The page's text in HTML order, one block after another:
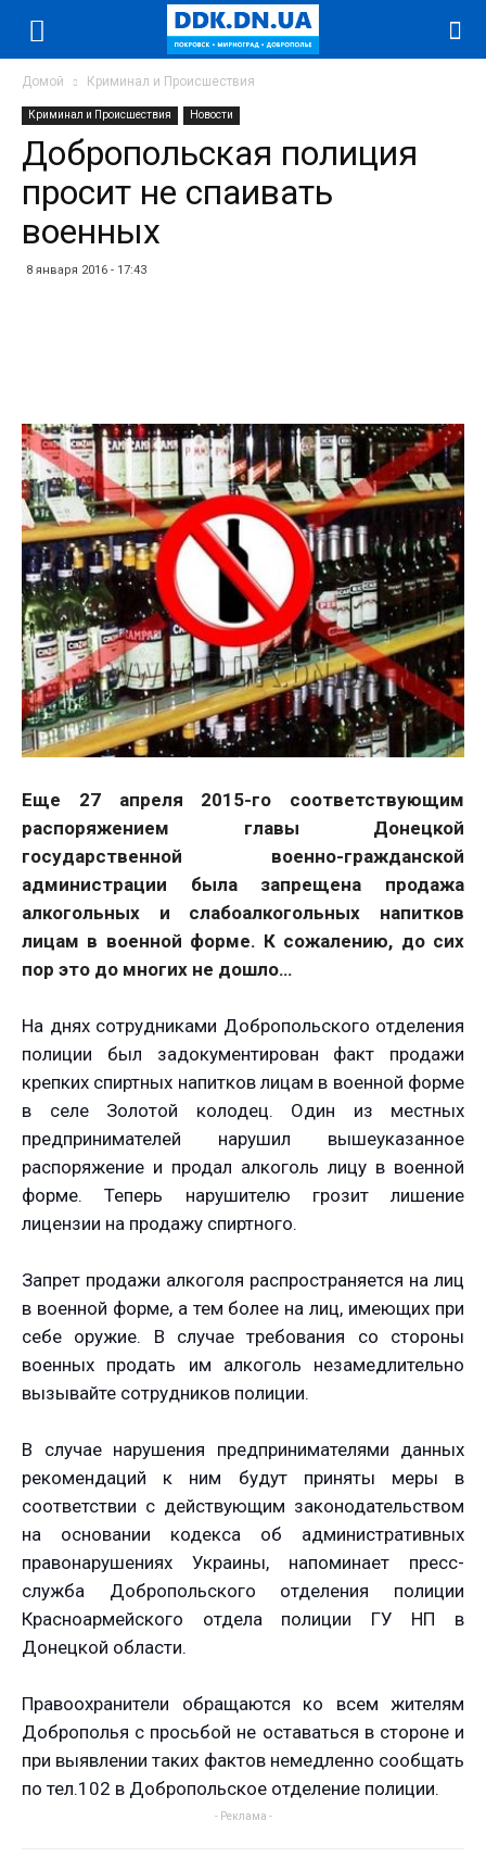
Домой Криминал и Происшествия
Криминал и Происшествия Новости
Добропольская полиция
просит не спаивать
военных
8 января 2016 - 17:43
Еще 27 апреля 2015-го соответствующим
распоряжением главы Донецкой
государственной военно-гражданской
администрации была запрещена продажа
алкогольных и слабоалкогольных напитков
лицам в военной форме. К сожалению, до сих
пор это до многих не дошло…
На днях сотрудниками Добропольского отделения
полиции был задокументирован факт продажи
крепких спиртных напитков лицам в военной форме
в селе Золотой колодец. Один из местных
предпринимателей нарушил вышеуказанное
распоряжение и продал алкоголь лицу в военной
форме. Теперь нарушителю грозит лишение
лицензии на продажу спиртного.
Запрет продажи алкоголя распространяется на лиц
в военной форме, а тем более на лиц, имеющих при
себе оружие. В случае требования со стороны
военных продать им алкоголь незамедлительно
вызывайте сотрудников полиции.
В случае нарушения предпринимателями данных
рекомендаций к ним будут приняты меры в
соответствии с действующим законодательством
на основании кодекса об административных
правонарушениях Украины, напоминает пресс-
служба Добропольского отделения полиции
Красноармейского отдела полиции ГУ НП в
Донецкой области.
Правоохранители обращаются ко всем жителям
Доброполья с просьбой не оставаться в стороне и
при выявлении таких фактов немедленно сообщать
по тел.102 в Добропольское отделение полиции.
- Реклама -